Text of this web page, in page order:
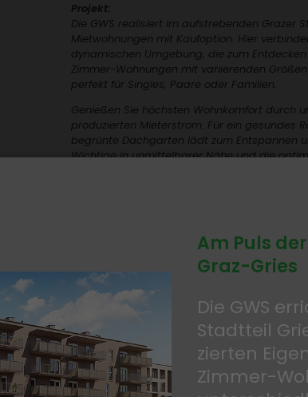
Projekt:
Die GWS reali­siert im aufstre­benden Grazer
Miet­woh­nungen mit Kauf­op­tion. Hier
dyna­mi­schen Umge­bung, die zum
Zimmer-Wohnungen mit vari­ie­renden
perfekt für Singles, Paare oder Fami­lien.
Genießen Sie höchsten Wohn­kom­fort durch
produ­zierten Mieter­strom. Für ein gesundes
begrünte Dach­garten lädt zum Entspannen
Wich­tige in unmit­tel­barer Nähe und die
Nutzen Sie die Möglich­keit einer Kauf­op­tion
Wohn­flä­chen von 40 bis 84 m²
Eigen­garten mit Terrasse, Loggia,
2- bis 4-Zimmer-Wohnungen
Massiv­bau­weise
Fern­wärme, Fußbo­den­hei­zung
Tief­ga­rage, Lift
begrünter Dach­garten
einge­rich­teter Kinder­spiel­platz
Am Puls
Graz-Gries
Die GWS
Stadt­teil
zierten
Zimmer-